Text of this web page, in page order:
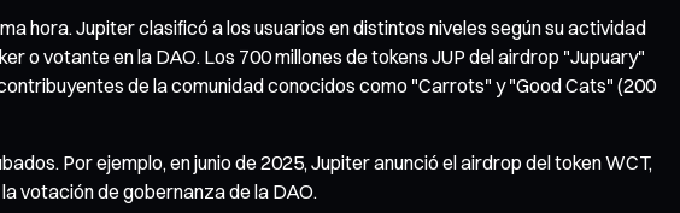
hora. Jupiter clasificó a los usuarios en distintos niveles según su actividad
o votante en la DAO. Los 700 millones de tokens JUP del airdrop "Jupuary"
de la comunidad conocidos como "Carrots" y "Good Cats" (200
Por ejemplo, en junio de 2025, Jupiter anunció el airdrop del token WCT,
votación de gobernanza de la DAO.